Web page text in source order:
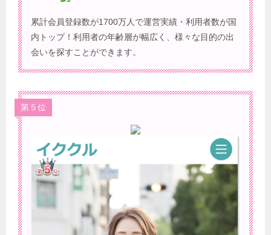
累計会員登録数が1700万人で運営実績・利用者数が国
内トップ！利用者の年齢層が幅広く、様々な目的の出
会いを探すことができます。
第５位